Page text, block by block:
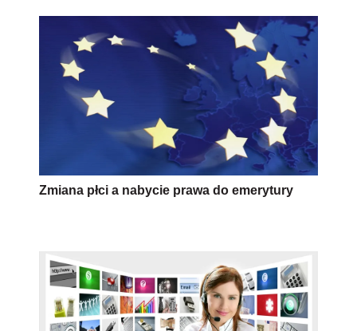
Zmiana płci a nabycie prawa do emerytury